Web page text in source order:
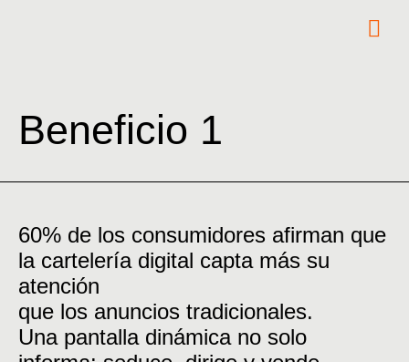
Beneficio 1
60% de los consumidores afirman que
la cartelería digital capta más su
atención
que los anuncios tradicionales.
Una pantalla dinámica no solo